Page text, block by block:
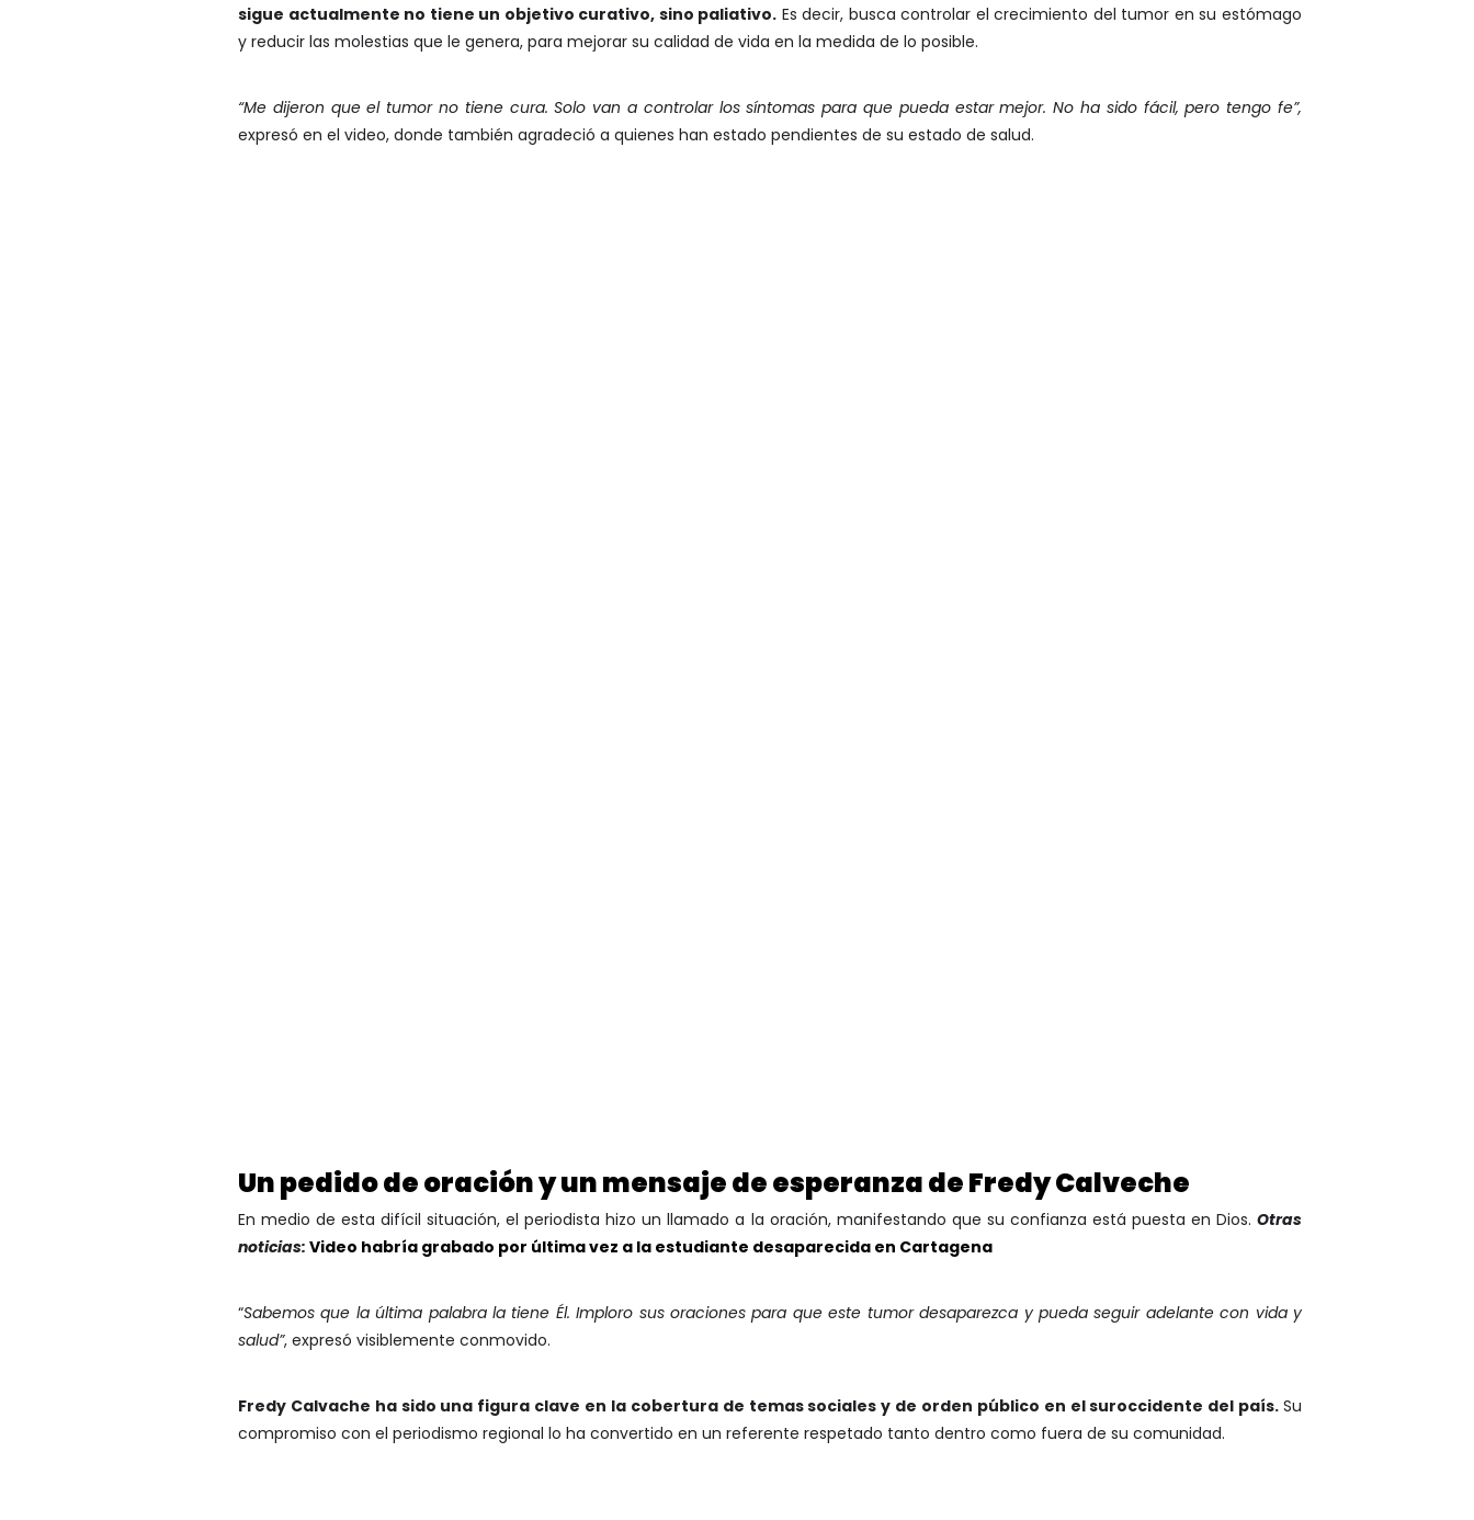
sigue actualmente no tiene un objetivo curativo, sino paliativo. Es decir, busca controlar el crecimiento del tumor en su estómago
y reducir las molestias que le genera, para mejorar su calidad de vida en la medida de lo posible.
“Me dijeron que el tumor no tiene cura. Solo van a controlar los síntomas para que pueda estar mejor. No ha sido fácil, pero tengo fe”,
expresó en el video, donde también agradeció a quienes han estado pendientes de su estado de salud.
Un pedido de oración y un mensaje de esperanza de Fredy Calveche
En medio de esta difícil situación, el periodista hizo un llamado a la oración, manifestando que su confianza está puesta en Dios. Otras
noticias: Video habría grabado por última vez a la estudiante desaparecida en Cartagena
“Sabemos que la última palabra la tiene Él. Imploro sus oraciones para que este tumor desaparezca y pueda seguir adelante con vida y
salud”, expresó visiblemente conmovido.
Fredy Calvache ha sido una figura clave en la cobertura de temas sociales y de orden público en el suroccidente del país. Su
compromiso con el periodismo regional lo ha convertido en un referente respetado tanto dentro como fuera de su comunidad.